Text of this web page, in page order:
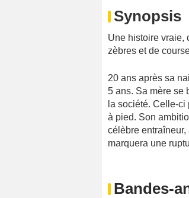
Synopsis
Une histoire vraie,
zèbres et de
20 ans après sa
5 ans. Sa mère se
la société. Celle-
à pied. Son
célèbre
marquera une
Bandes-